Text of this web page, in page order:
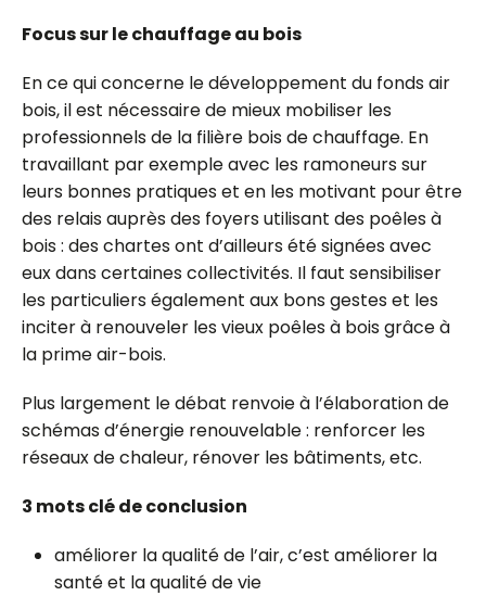
Focus sur le chauffage au bois
En ce qui concerne le développement du fonds air
bois, il est nécessaire de mieux mobiliser les
professionnels de la filière bois de chauffage. En
travaillant par exemple avec les ramoneurs sur
leurs bonnes pratiques et en les motivant pour être
des relais auprès des foyers utilisant des poêles à
bois : des chartes ont d’ailleurs été signées avec
eux dans certaines collectivités. Il faut sensibiliser
les particuliers également aux bons gestes et les
inciter à renouveler les vieux poêles à bois grâce à
la prime air-bois.
Plus largement le débat renvoie à l’élaboration de
schémas d’énergie renouvelable : renforcer les
réseaux de chaleur, rénover les bâtiments, etc.
3 mots clé de conclusion
améliorer la qualité de l’air, c’est améliorer la
santé et la qualité de vie